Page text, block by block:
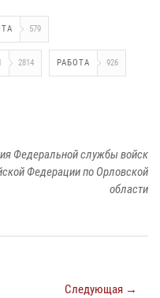
579
2814 РАБОТА 926
Федеральной службы войск
Федерации по Орловской
области
Следующая →